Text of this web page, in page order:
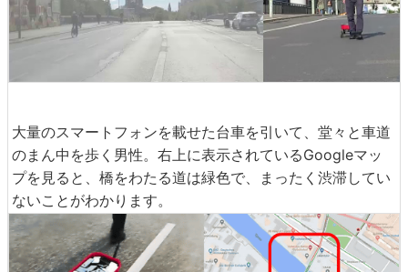
大量のスマートフォンを載せた台車を引いて、堂々と車道
のまん中を歩く男性。右上に表示されているGoogleマッ
プを見ると、橋をわたる道は緑色で、まったく渋滞してい
ないことがわかります。